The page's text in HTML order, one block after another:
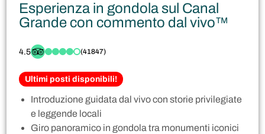
Esperienza in gondola sul Canal
Grande con commento dal vivo™
4.5 (41847)
Ultimi posti disponibili!
Introduzione guidata dal vivo con storie privilegiate
e leggende locali
Giro panoramico in gondola tra monumenti iconici